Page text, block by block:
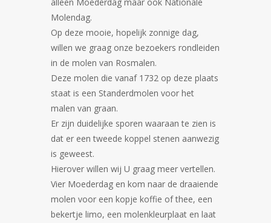
Molendag.
Op deze mooie, hopelijk zonnige dag,
willen we graag onze bezoekers rondleiden
in de molen van Rosmalen.
Deze molen die vanaf 1732 op deze plaats
staat is een Standerdmolen voor het
malen van graan.
Er zijn duidelijke sporen waaraan te zien is
dat er een tweede koppel stenen aanwezig
is geweest.
Hierover willen wij U graag meer vertellen.
Vier Moederdag en kom naar de draaiende
molen voor een kopje koffie of thee, een
bekertje limo, een molenkleurplaat en laat